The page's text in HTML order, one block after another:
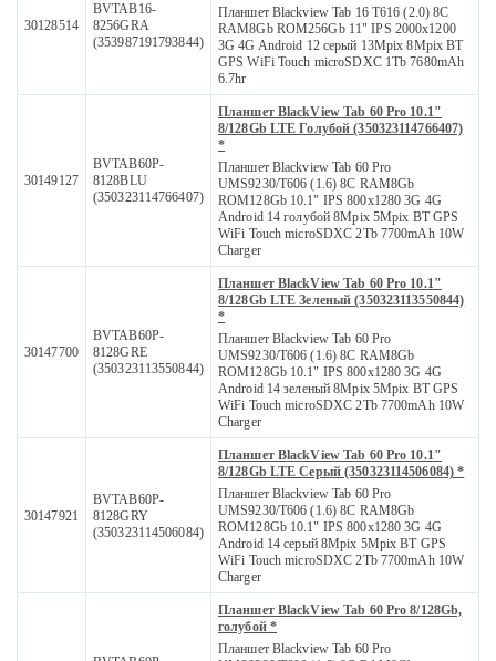
30128514
BVTAB16-
8256GRA
(353987191793844)
Планшет Blackview Tab 16 T616 (2.0) 8C
RAM8Gb ROM256Gb 11" IPS 2000x1200
3G 4G Android 12 серый 13Mpix 8Mpix BT
GPS WiFi Touch microSDXC 1Tb 7680mAh
6.7hr
30149127
BVTAB60P-
8128BLU
(350323114766407)
Планшет BlackView Tab 60 Pro 10.1"
8/128Gb LTE Голубой (350323114766407)
*
Планшет Blackview Tab 60 Pro
UMS9230/T606 (1.6) 8C RAM8Gb
ROM128Gb 10.1" IPS 800x1280 3G 4G
Android 14 голубой 8Mpix 5Mpix BT GPS
WiFi Touch microSDXC 2Tb 7700mAh 10W
Charger
30147700
BVTAB60P-
8128GRE
(350323113550844)
Планшет BlackView Tab 60 Pro 10.1"
8/128Gb LTE Зеленый (350323113550844)
*
Планшет Blackview Tab 60 Pro
UMS9230/T606 (1.6) 8C RAM8Gb
ROM128Gb 10.1" IPS 800x1280 3G 4G
Android 14 зеленый 8Mpix 5Mpix BT GPS
WiFi Touch microSDXC 2Tb 7700mAh 10W
Charger
30147921
BVTAB60P-
8128GRY
(350323114506084)
Планшет BlackView Tab 60 Pro 10.1"
8/128Gb LTE Серый (350323114506084) *
Планшет Blackview Tab 60 Pro
UMS9230/T606 (1.6) 8C RAM8Gb
ROM128Gb 10.1" IPS 800x1280 3G 4G
Android 14 серый 8Mpix 5Mpix BT GPS
WiFi Touch microSDXC 2Tb 7700mAh 10W
Charger
Планшет BlackView Tab 60 Pro 8/128Gb,
голубой *
Планшет Blackview Tab 60 Pro